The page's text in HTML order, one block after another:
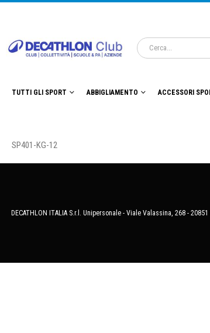
TUTTI GLI SPORT ABBIGLIAMENTO ACCESSORI
SP401-KG-12
DECATHLON ITALIA S.r.l. Unipersonale - Viale Valassina, 268 -